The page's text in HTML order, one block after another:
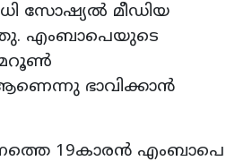
സോഷ്യൽ മീഡിയ
എംബാപെയുടെ
ഭാവിക്കാൻ
19കാരൻ എംബാപെ